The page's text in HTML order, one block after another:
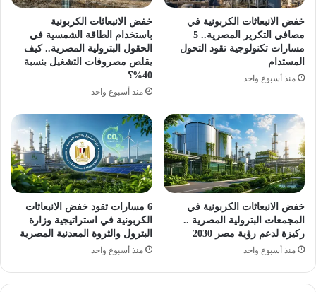
خفض الانبعاثات الكربونية في
مصافي التكرير المصرية.. 5
مسارات تكنولوجية تقود التحول
المستدام
منذ أسبوع واحد
خفض الانبعاثات الكربونية
باستخدام الطاقة الشمسية في
الحقول البترولية المصرية.. كيف
يقلص مصروفات التشغيل بنسبة
40%؟
منذ أسبوع واحد
خفض الانبعاثات الكربونية في
المجمعات البترولية المصرية ..
ركيزة لدعم رؤية مصر 2030
منذ أسبوع واحد
6 مسارات تقود خفض الانبعاثات
الكربونية في استراتيجية وزارة
البترول والثروة المعدنية المصرية
منذ أسبوع واحد